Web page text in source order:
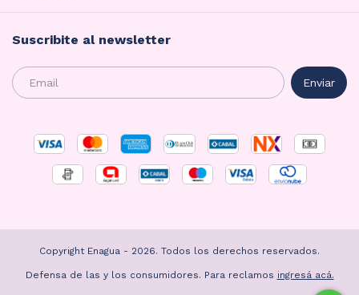
Suscribite al newsletter
Copyright Enagua - 2026. Todos los derechos reservados.
Defensa de las y los consumidores. Para reclamos ingresá acá.